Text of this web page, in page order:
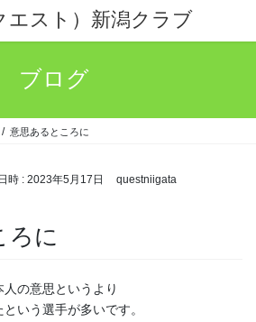
エスト）新潟クラブ
ブログ
意思あるところに
時 : 2023年5月17日 questniigata
ろに
の意思というより
いう選手が多いです。